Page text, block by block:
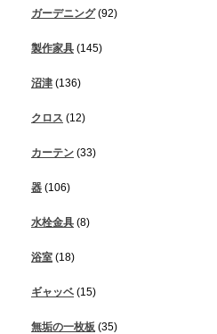
ガーデニング(92)
製作家具 (145)
沼津 (136)
クロス (12)
カーテン (33)
器 (106)
水栓金具 (8)
浴室 (18)
ギャッベ (15)
無垢の一枚板 (35)